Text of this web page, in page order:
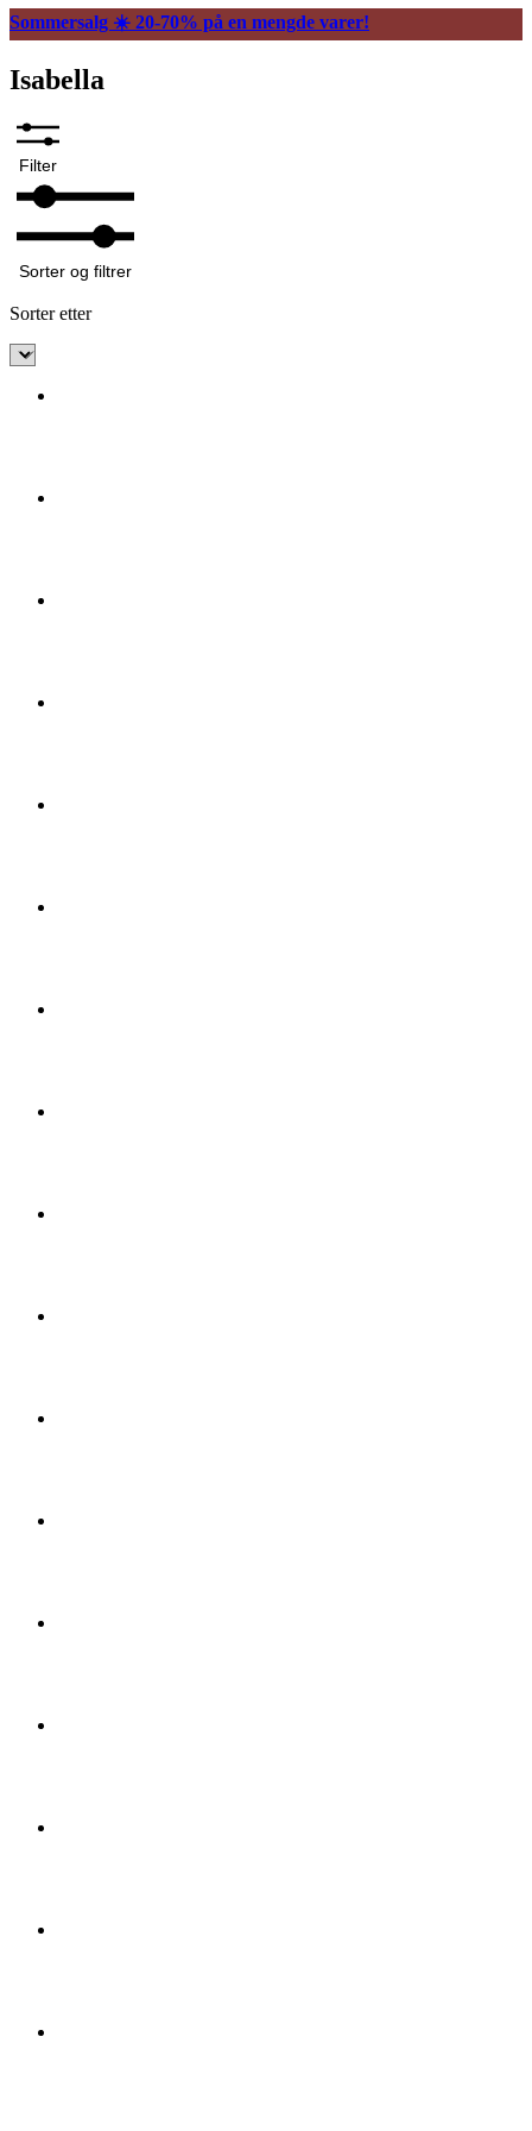
Sommersalg ☀️ 20-70% på en mengde varer!
Isabella
Filter
Sorter og filtrer
Sorter etter